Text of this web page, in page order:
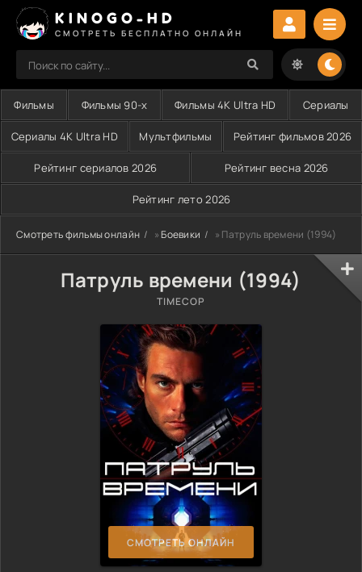
KINOGO-HD
СМОТРЕТЬ БЕСПЛАТНО ОНЛАЙН
Фильмы Фильмы 90-х Фильмы 4K Ultra HD Сериалы
Сериалы 4K Ultra HD Мультфильмы Рейтинг фильмов 2026
Рейтинг сериалов 2026 Рейтинг весна 2026
Рейтинг лето 2026
Смотреть фильмы онлайн »Боевики » Патруль времени (1994)
Патруль времени (1994)
TIMECOP
СМОТРЕТЬ ОНЛАЙН